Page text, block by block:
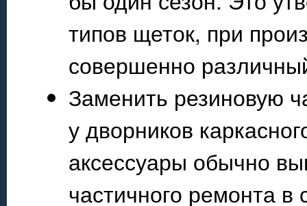
типов щеток, при
совершенно
Заменить резиновую
у дворников
аксессуары обычно
частичного ремонта в